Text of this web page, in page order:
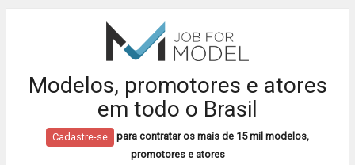
Modelos, promotores e atores
em todo o Brasil
Cadastre-se
para contratar os mais de 15 mil modelos,
promotores e atores